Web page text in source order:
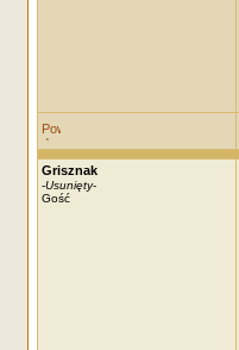
Grisznak
-Usunięty-
Gość